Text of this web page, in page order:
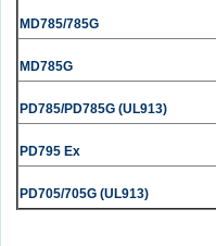
MD785/785G
MD785G
PD785/PD785G (UL913)
PD795 Ex
PD705/705G (UL913)